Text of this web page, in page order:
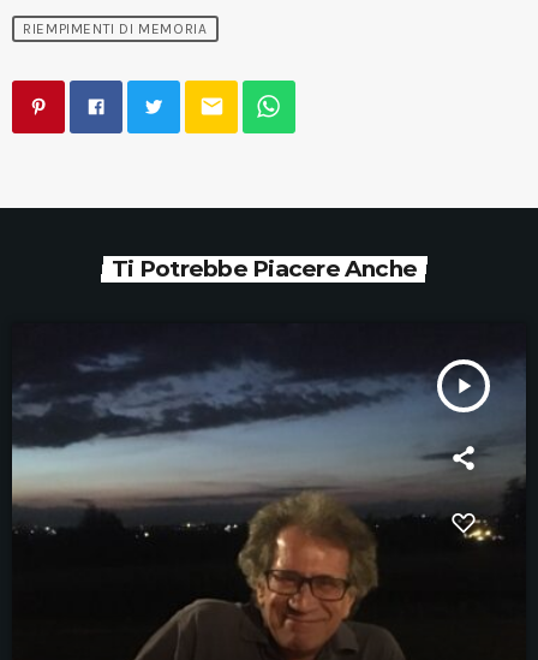
RIEMPIMENTI DI MEMORIA
email
Ti Potrebbe Piacere Anche
play_arrow